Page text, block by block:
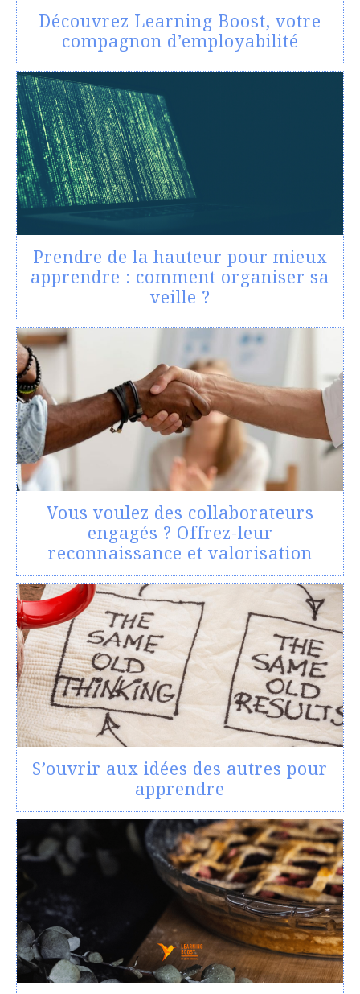
Découvrez Learning Boost, votre
compagnon d’employabilité
Prendre de la hauteur pour mieux
apprendre : comment organiser sa
veille ?
Vous voulez des collaborateurs
engagés ? Offrez-leur
reconnaissance et valorisation
S’ouvrir aux idées des autres pour
apprendre